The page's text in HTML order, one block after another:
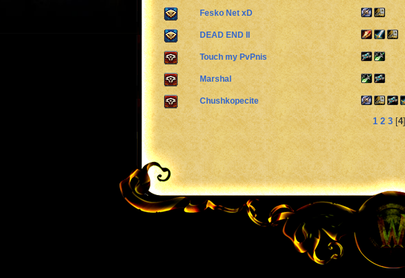
Fesko Net xD
DEAD END II
Touch my PvPnis
Marshal
Chushkopecite
123[4]